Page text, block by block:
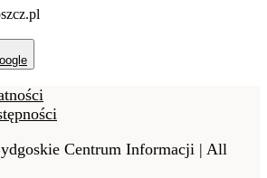
Centrum Informacji | All